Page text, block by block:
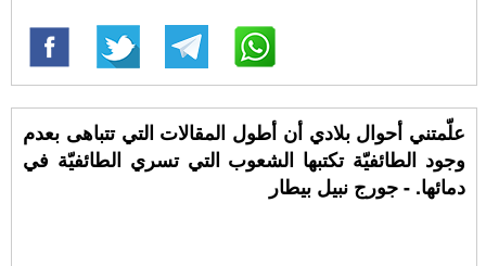
علّمتني أحوال بلادي أن أطول المقالات التي تتباهى بعدم
وجود الطائفيّة تكتبها الشعوب التي تسري الطائفيّة في
دمائها. - جورج نبيل بيطار